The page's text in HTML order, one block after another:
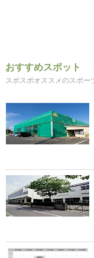
おすすめスポット
スポスポオススメのスポー